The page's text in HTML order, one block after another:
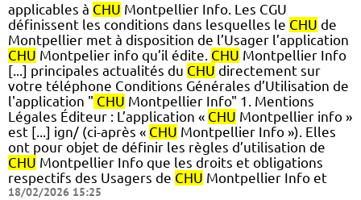
applicables à CHU Montpellier Info. Les CGU
définissent les conditions dans lesquelles le CHU de
Montpellier met à disposition de l’Usager l’application
CHU Montpelier info qu’il édite. CHU Montpellier Info
[...] principales actualités du CHU directement sur
votre téléphone Conditions Générales d’Utilisation de
l'application " CHU Montpellier Info" 1. Mentions
Légales Éditeur : L’application « CHU Montpellier info »
est [...] ign/ (ci-après « CHU Montpellier Info »). Elles
ont pour objet de définir les règles d’utilisation de
CHU Montpellier Info que les droits et obligations
respectifs des Usagers de CHU Montpellier Info et
18/02/2026 15:25